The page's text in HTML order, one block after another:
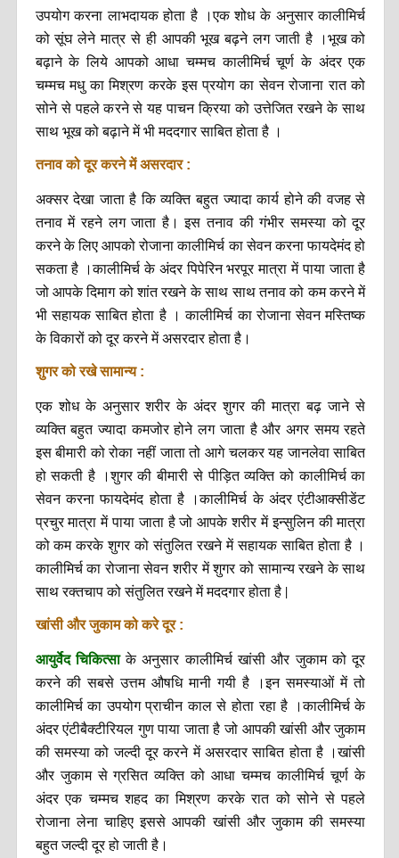
उपयोग करना लाभदायक होता है ।एक शोध के अनुसार कालीमिर्च
को सूंघ लेने मात्र से ही आपकी भूख बढ़ने लग जाती है ।भूख को
बढ़ाने के लिये आपको आधा चम्मच कालीमिर्च चूर्ण के अंदर एक
चम्मच मधु का मिश्रण करके इस प्रयोग का सेवन रोजाना रात को
सोने से पहले करने से यह पाचन क्रिया को उत्तेजित रखने के साथ
साथ भूख को बढ़ाने में भी मददगार साबित होता है ।
तनाव को दूर करने में असरदार :
अक्सर देखा जाता है कि व्यक्ति बहुत ज्यादा कार्य होने की वजह से
तनाव में रहने लग जाता है। इस तनाव की गंभीर समस्या को दूर
करने के लिए आपको रोजाना कालीमिर्च का सेवन करना फायदेमंद हो
सकता है ।कालीमिर्च के अंदर पिपेरिन भरपूर मात्रा में पाया जाता है
जो आपके दिमाग को शांत रखने के साथ साथ तनाव को कम करने में
भी सहायक साबित होता है । कालीमिर्च का रोजाना सेवन मस्तिष्क
के विकारों को दूर करने में असरदार होता है।
शुगर को रखे सामान्य :
एक शोध के अनुसार शरीर के अंदर शुगर की मात्रा बढ़ जाने से
व्यक्ति बहुत ज्यादा कमजोर होने लग जाता है और अगर समय रहते
इस बीमारी को रोका नहीं जाता तो आगे चलकर यह जानलेवा साबित
हो सकती है ।शुगर की बीमारी से पीड़ित व्यक्ति को कालीमिर्च का
सेवन करना फायदेमंद होता है ।कालीमिर्च के अंदर एंटीआक्सीडेंट
प्रचुर मात्रा में पाया जाता है जो आपके शरीर में इन्सुलिन की मात्रा
को कम करके शुगर को संतुलित रखने में सहायक साबित होता है ।
कालीमिर्च का रोजाना सेवन शरीर में शुगर को सामान्य रखने के साथ
साथ रक्तचाप को संतुलित रखने में मददगार होता है |
खांसी और जुकाम को करे दूर :
आयुर्वेद चिकित्साके अनुसार कालीमिर्च खांसी और जुकाम को दूर
करने की सबसे उत्तम औषधि मानी गयी है ।इन समस्याओं में तो
कालीमिर्च का उपयोग प्राचीन काल से होता रहा है ।कालीमिर्च के
अंदर एंटीबैक्टीरियल गुण पाया जाता है जो आपकी खांसी और जुकाम
की समस्या को जल्दी दूर करने में असरदार साबित होता है ।खांसी
और जुकाम से ग्रसित व्यक्ति को आधा चम्मच कालीमिर्च चूर्ण के
अंदर एक चम्मच शहद का मिश्रण करके रात को सोने से पहले
रोजाना लेना चाहिए इससे आपकी खांसी और जुकाम की समस्या
बहुत जल्दी दूर हो जाती है।